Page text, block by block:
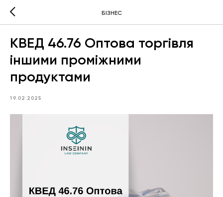
БІЗНЕС
КВЕД 46.76 Оптова торгівля
іншими проміжними
продуктами
19.02.2025